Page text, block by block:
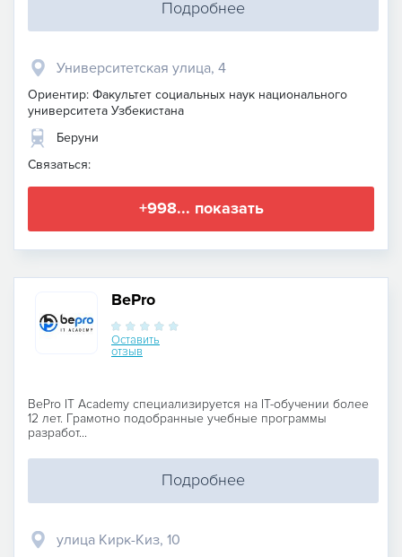
Подробнее
Университетская улица, 4
Ориентир: Факультет социальных наук национального
университета Узбекистана
Беруни
Связаться:
+998... показать
BePro
Оставить
отзыв
BePro IT Academy специализируется на IT-обучении более
12 лет. Грамотно подобранные учебные программы
разработ...
Подробнее
улица Кирк-Киз, 10